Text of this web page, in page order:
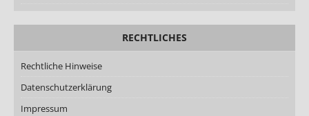
RECHTLICHES
Rechtliche Hinweise
Datenschutzerklärung
Impressum